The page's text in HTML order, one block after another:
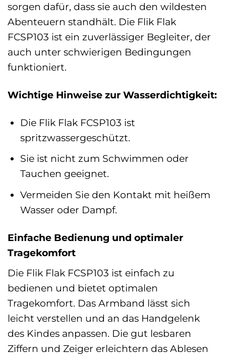
sorgen dafür, dass sie auch den wildesten
Abenteuern standhält. Die Flik Flak
FCSP103 ist ein zuverlässiger Begleiter, der
auch unter schwierigen Bedingungen
funktioniert.
Wichtige Hinweise zur Wasserdichtigkeit:
Die Flik Flak FCSP103 ist
spritzwassergeschützt.
Sie ist nicht zum Schwimmen oder
Tauchen geeignet.
Vermeiden Sie den Kontakt mit heißem
Wasser oder Dampf.
Einfache Bedienung und optimaler
Tragekomfort
Die Flik Flak FCSP103 ist einfach zu
bedienen und bietet optimalen
Tragekomfort. Das Armband lässt sich
leicht verstellen und an das Handgelenk
des Kindes anpassen. Die gut lesbaren
Ziffern und Zeiger erleichtern das Ablesen